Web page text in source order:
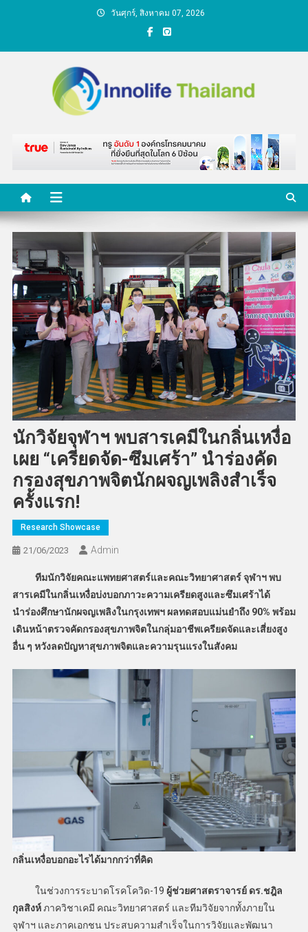
วันศุกร์, สิงหาคม 07, 2026
คนกับความคิด ชีวิตกับ
นวัตกรรม
นักวิจัยจุฬาฯ พบสารเคมีในกลิ่นเหงื่อ
เผย “เครียดจัด-ซึมเศร้า” นำร่องคัด
กรองสุขภาพจิตนักผจญเพลิงสำเร็จ
ครั้งแรก!
Research Showcase
21/06/2023 Admin
ทีมนักวิจัยคณะแพทยศาสตร์และคณะวิทยาศาสตร์ จุฬาฯ พบ
สารเคมีในกลิ่นเหงื่อบ่งบอกภาวะความเครียดสูงและซึมเศร้าได้
นำร่องศึกษานักผจญเพลิงในกรุงเทพฯ ผลทดสอบแม่นยำถึง 90% พร้อม
เดินหน้าตรวจคัดกรองสุขภาพจิตในกลุ่มอาชีพเครียดจัดและเสี่ยงสูง
อื่น ๆ หวังลดปัญหาสุขภาพจิตและความรุนแรงในสังคม
กลิ่นเหงื่อบอกอะไรได้มากกว่าที่คิด
ในช่วงการระบาดโรคโควิด-19 ผู้ช่วยศาสตราจารย์ ดร.ชฎิล
กุลสิงห์ภาควิชาเคมี คณะวิทยาศาสตร์ และทีมวิจัยจากทั้งภายใน
จุฬาฯ และภาคเอกชน ประสบความสำเร็จในการวิจัยและพัฒนา